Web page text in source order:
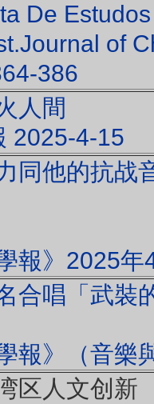
De
of
386
人間
2025-4-15
同他的抗
報》2025
合唱「武裝
報》（音
区人文创新